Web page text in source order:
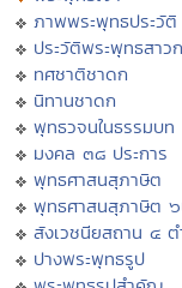
ภาพพระพุทธประวัติ
ประวัติพระพุทธสาวก
ทศชาติชาดก
นิทานชาดก
พุทธวจนในธรรมบท
มงคล ๓๘ ประการ
พุทธศาสนสุภาษิต
พุทธศาสนสุภาษิต
สังเวชนียสถาน ๔
ปางพระพุทธรูป